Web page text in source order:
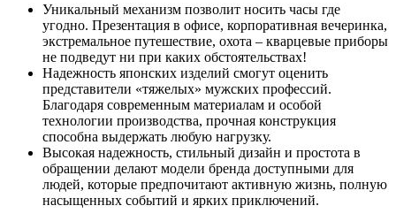
Уникальный механизм позволит носить часы где
угодно. Презентация в офисе, корпоративная вечеринка,
экстремальное путешествие, охота – кварцевые приборы
не подведут ни при каких обстоятельствах!
Надежность японских изделий смогут оценить
представители «тяжелых» мужских профессий.
Благодаря современным материалам и особой
технологии производства, прочная конструкция
способна выдержать любую нагрузку.
Высокая надежность, стильный дизайн и простота в
обращении делают модели бренда доступными для
людей, которые предпочитают активную жизнь, полную
насыщенных событий и ярких приключений.